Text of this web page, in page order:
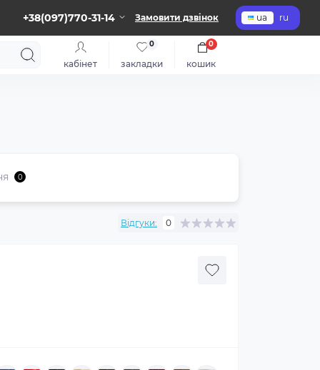
+38(097)770-31-14 Замовити дзвінок ua ru
кабінет закладки
0
кошик
0
0
Відгуки: 0